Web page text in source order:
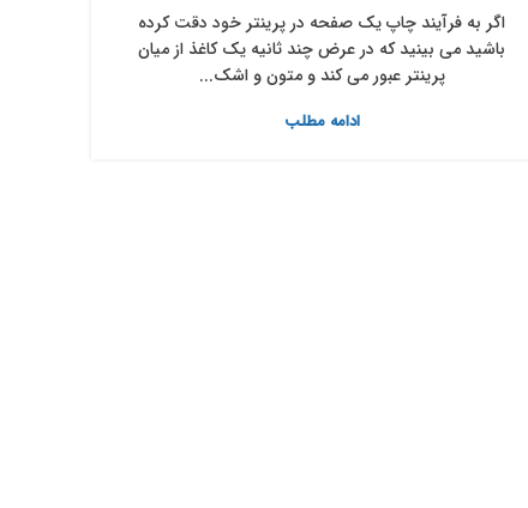
اگر به فرآیند چاپ یک صفحه در پرینتر خود دقت کرده
باشید می ‎بینید که در عرض چند ثانیه یک کاغذ از میان
پرینتر عبور می ‎کند و متون و اشک...
ادامه مطلب